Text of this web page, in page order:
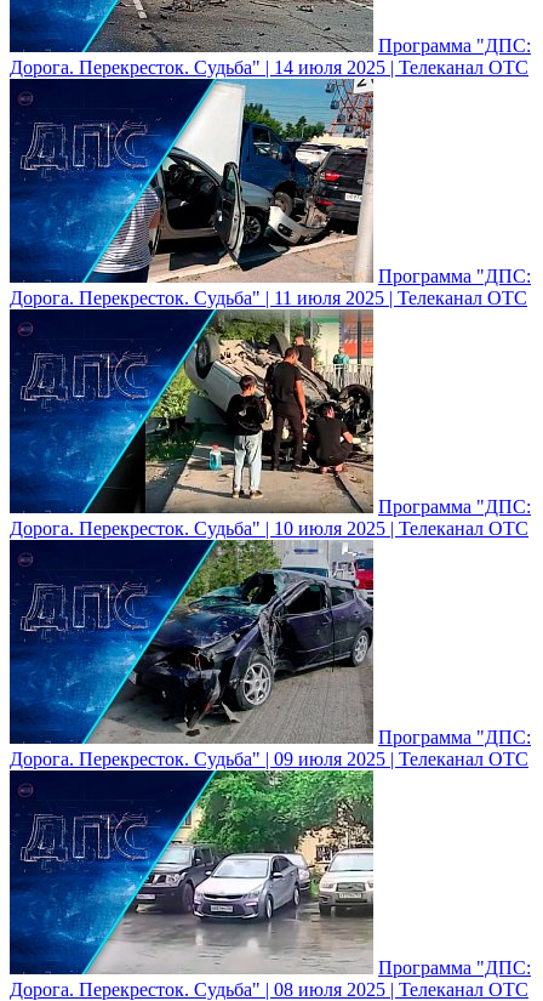
Программа "ДПС:
Дорога. Перекресток. Судьба" | 14 июля 2025 | Телеканал ОТС
Программа "ДПС:
Дорога. Перекресток. Судьба" | 11 июля 2025 | Телеканал ОТС
Программа "ДПС:
Дорога. Перекресток. Судьба" | 10 июля 2025 | Телеканал ОТС
Программа "ДПС:
Дорога. Перекресток. Судьба" | 09 июля 2025 | Телеканал ОТС
Программа "ДПС:
Дорога. Перекресток. Судьба" | 08 июля 2025 | Телеканал ОТС